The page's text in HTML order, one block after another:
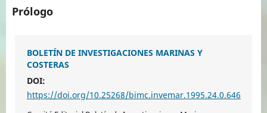
Prólogo
BOLETÍN DE INVESTIGACIONES MARINAS Y
COSTERAS
DOI:
https://doi.org/10.25268/bimc.invemar.1995.24.0.646